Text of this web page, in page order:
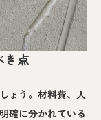
き点
ょう。材料費、人
確に分かれている